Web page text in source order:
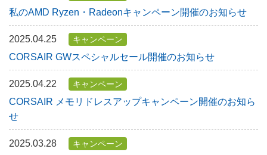
私のAMD Ryzen・Radeonキャンペーン開催のお知らせ
2025.04.25 キャンペーン
CORSAIR GWスペシャルセール開催のお知らせ
2025.04.22 キャンペーン
CORSAIR メモリドレスアップキャンペーン開催のお知ら
せ
2025.03.28 キャンペーン